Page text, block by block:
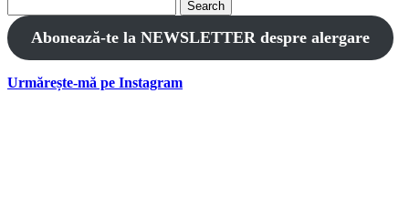
for:
Abonează-te la NEWSLETTER despre alergare
Urmărește-mă pe Instagram